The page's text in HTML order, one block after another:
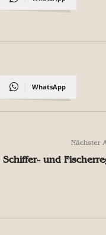
WhatsApp
Nächster
Schiffer- und